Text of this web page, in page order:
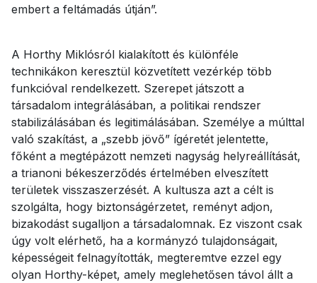
embert a feltámadás útján”.
A Horthy Miklósról kialakított és különféle
technikákon keresztül közvetített vezérkép több
funkcióval rendelkezett. Szerepet játszott a
társadalom integrálásában, a politikai rendszer
stabilizálásában és legitimálásában. Személye a múlttal
való szakítást, a „szebb jövő” ígéretét jelentette,
főként a megtépázott nemzeti nagyság helyreállítását,
a trianoni békeszerződés értelmében elveszített
területek visszaszerzését. A kultusza azt a célt is
szolgálta, hogy biztonságérzetet, reményt adjon,
bizakodást sugalljon a társadalomnak. Ez viszont csak
úgy volt elérhető, ha a kormányzó tulajdonságait,
képességeit felnagyították, megteremtve ezzel egy
olyan Horthy-képet, amely meglehetősen távol állt a